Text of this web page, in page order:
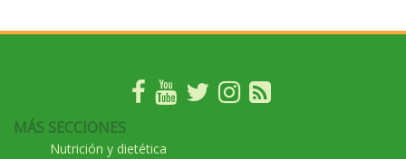
MÁS SECCIONES
Nutrición y dietética